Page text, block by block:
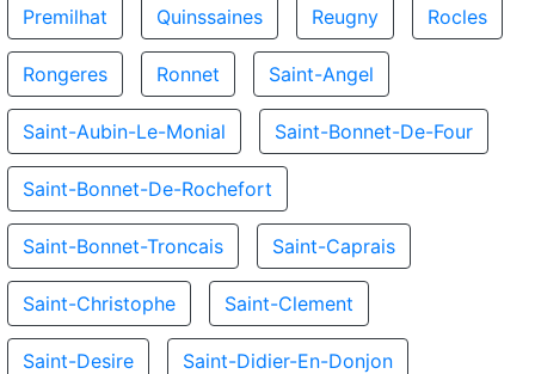
Premilhat Quinssaines Reugny Rocles
Rongeres Ronnet Saint-Angel
Saint-Aubin-Le-Monial Saint-Bonnet-De-Four
Saint-Bonnet-De-Rochefort
Saint-Bonnet-Troncais Saint-Caprais
Saint-Christophe Saint-Clement
Saint-Desire Saint-Didier-En-Donjon